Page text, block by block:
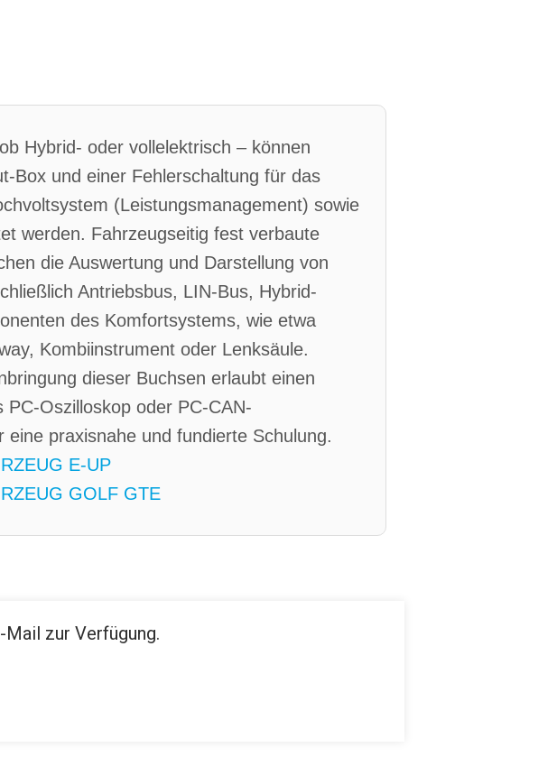
Hybrid- oder vollelektrisch – können
Box und einer Fehlerschaltung für das
(Leistungsmanagement) sowie
werden. Fahrzeugseitig fest verbaute
die Auswertung und Darstellung von
Antriebsbus, LIN-Bus, Hybrid-
des Komfortsystems, wie etwa
Kombiinstrument oder Lenksäule.
dieser Buchsen erlaubt einen
Oszilloskop oder PC-CAN-
eine praxisnahe und fundierte Schulung.
E-UP
GOLF GTE
zur Verfügung.